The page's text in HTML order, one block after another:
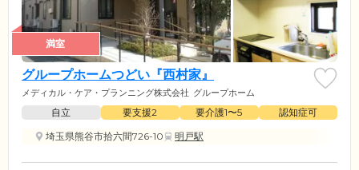
満室
グループホームつどい『西村家』
メディカル・ケア・プランニング株式会社 グループホーム
自立 要支援2 要介護1〜5
認知症可
埼玉県熊谷市拾六間726-10
明戸駅